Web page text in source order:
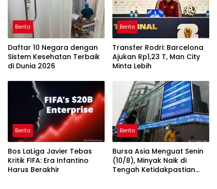
Berita
Daftar 10 Negara dengan
Sistem Kesehatan Terbaik
di Dunia 2026
Berita
Transfer Rodri: Barcelona
Ajukan Rp1,23 T, Man City
Minta Lebih
Berita
Bos LaLiga Javier Tebas
Kritik FIFA: Era Infantino
Harus Berakhir
Berita
Bursa Asia Menguat Senin
(10/8), Minyak Naik di
Tengah Ketidakpastian